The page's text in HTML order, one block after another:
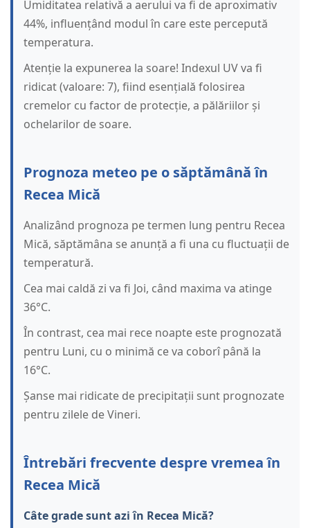
Umiditatea relativă a aerului va fi de aproximativ
44%, influențând modul în care este percepută
temperatura.
Atenție la expunerea la soare! Indexul UV va fi
ridicat (valoare: 7), fiind esențială folosirea
cremelor cu factor de protecție, a pălăriilor și
ochelarilor de soare.
Prognoza meteo pe o săptămână în
Recea Mică
Analizând prognoza pe termen lung pentru Recea
Mică, săptămâna se anunță a fi una cu fluctuații de
temperatură.
Cea mai caldă zi va fi Joi, când maxima va atinge
36°C.
În contrast, cea mai rece noapte este prognozată
pentru Luni, cu o minimă ce va coborî până la
16°C.
Șanse mai ridicate de precipitații sunt prognozate
pentru zilele de Vineri.
Întrebări frecvente despre vremea în
Recea Mică
Câte grade sunt azi în Recea Mică?